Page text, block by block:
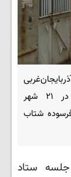
گفت: با اجرای طرح‌های بازآفرینی شهری در ۲۱ شهر
شتاب
ستاد